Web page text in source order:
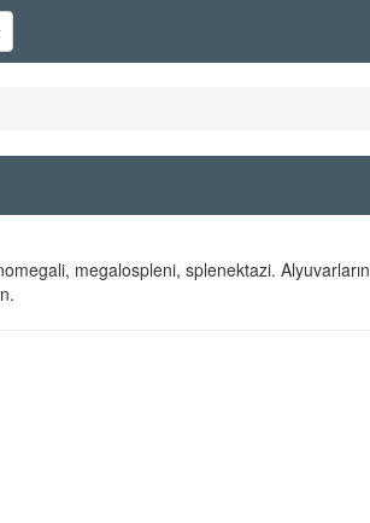
megalospleni, splenektazi. Alyuvarların